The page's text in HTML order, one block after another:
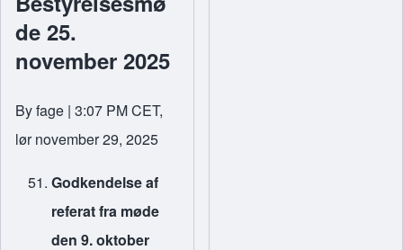
de 25.
november 2025
Byfage | 3:07 PM CET,
lør november 29, 2025
Godkendelse af
referat fra møde
den 9. oktober